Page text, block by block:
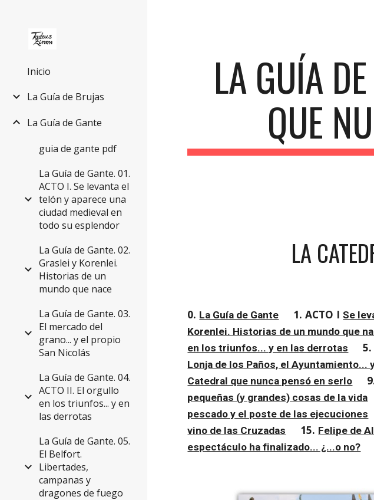
Inicio
La Guía de Brujas
La Guía de Gante
guia de gante pdf
La Guía de Gante. 01.
ACTO I. Se levanta el
telón y aparece una
ciudad medieval en
todo su esplendor
La Guía de Gante. 02.
Graslei y Korenlei.
Historias de un
mundo que nace
La Guía de Gante. 03.
El mercado del
grano... y el propio
San Nicolás
La Guía de Gante. 04.
ACTO II. El orgullo
en los triunfos... y en
las derrotas
La Guía de Gante. 05.
El Belfort.
Libertades,
campanas y
dragones de fuego
LA GUÍA
QUE
LA
0. La Guía de Gante 1. ACTO I Se
Korenlei. Historias de un mundo que
en los triunfos... y en las derrotas
5.
Lonja de los Paños, el Ayuntamiento...
Catedral que nunca pensó en serlo
pequeñas (y grandes) cosas de la vida
pescado y el poste de las ejecuciones
vino de las Cruzadas
15. Felipe de
espectáculo ha finalizado... ¿...o no?